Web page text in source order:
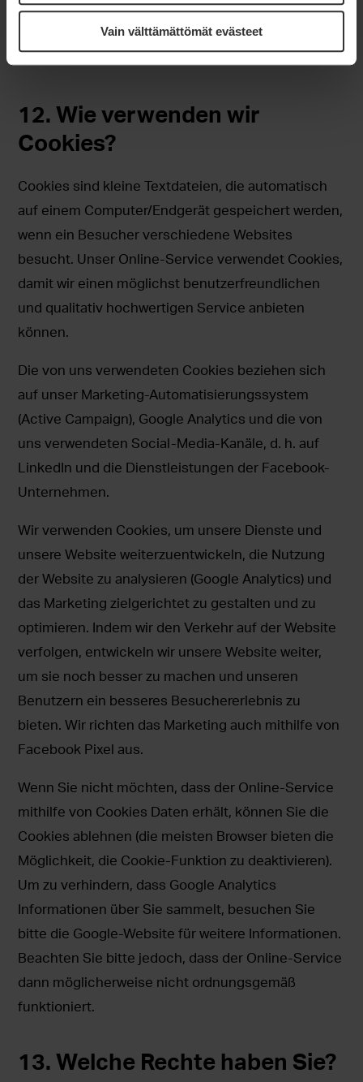
Vain välttämättömät evästeet
die Daten in manueller Form vorliegen, werden sie
in verschlossenen Räumlichkeiten aufbewahrt und
12. Wie verwenden wir
Cookies?
Cookies sind kleine Textdateien, die automatisch
auf einem Computer/Endgerät gespeichert werden,
wenn ein Besucher verschiedene Websites
besucht. Unser Online-Service verwendet Cookies,
damit wir einen möglichst benutzerfreundlichen
und qualitativ hochwertigen Service anbieten
können.
Die von uns verwendeten Cookies beziehen sich
auf unser Marketing-Automatisierungssystem
(Active Campaign), Google Analytics und die von
uns verwendeten Social-Media-Kanäle, d. h. auf
LinkedIn und die Dienstleistungen der Facebook-
Unternehmen.
Wir verwenden Cookies, um unsere Dienste und
unsere Website weiterzuentwickeln, die Nutzung
der Website zu analysieren (Google Analytics) und
das Marketing zielgerichtet zu gestalten und zu
optimieren. Indem wir den Verkehr auf der Website
verfolgen, entwickeln wir unsere Website weiter,
um sie noch besser zu machen und unseren
Benutzern ein besseres Besuchererlebnis zu
bieten. Wir richten das Marketing auch mithilfe von
Facebook Pixel aus.
Wenn Sie nicht möchten, dass der Online-Service
mithilfe von Cookies Daten erhält, können Sie die
Cookies ablehnen (die meisten Browser bieten die
Möglichkeit, die Cookie-Funktion zu deaktivieren).
Um zu verhindern, dass Google Analytics
Informationen über Sie sammelt, besuchen Sie
bitte die Google-Website für weitere Informationen.
Beachten Sie bitte jedoch, dass der Online-Service
dann möglicherweise nicht ordnungsgemäß
funktioniert.
13. Welche Rechte haben Sie?